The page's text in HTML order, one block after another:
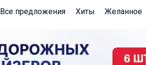
Все предложения Хиты Желанное